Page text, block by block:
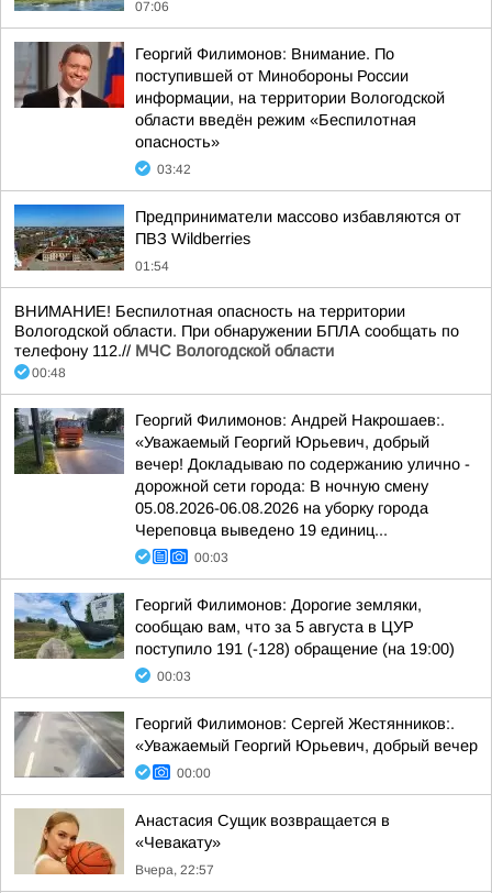
07:06
Георгий Филимонов: Внимание. По
поступившей от Минобороны России
информации, на территории Вологодской
области введён режим «Беспилотная
опасность»
03:42
Предприниматели массово избавляются от
ПВЗ Wildberries
01:54
ВНИМАНИЕ! Беспилотная опасность на территории
Вологодской области. При обнаружении БПЛА сообщать по
телефону 112.// МЧС Вологодской области
00:48
Георгий Филимонов: Андрей Накрошаев:.
«Уважаемый Георгий Юрьевич, добрый
вечер! Докладываю по содержанию улично -
дорожной сети города: В ночную смену
05.08.2026-06.08.2026 на уборку города
Череповца выведено 19 единиц...
00:03
Георгий Филимонов: Дорогие земляки,
сообщаю вам, что за 5 августа в ЦУР
поступило 191 (-128) обращение (на 19:00)
00:03
Георгий Филимонов: Сергей Жестянников:.
«Уважаемый Георгий Юрьевич, добрый вечер
00:00
Анастасия Сущик возвращается в
«Чевакату»
Вчера, 22:57